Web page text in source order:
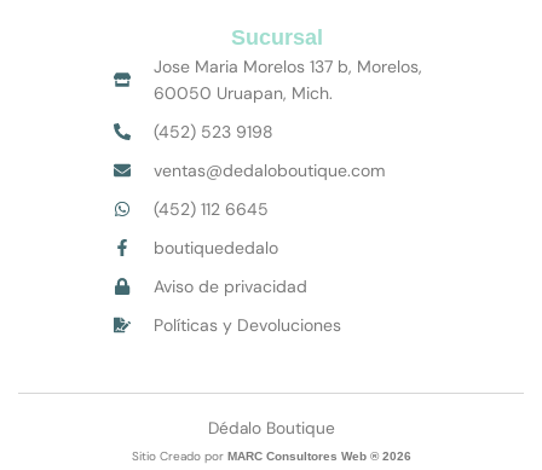
Sucursal
Jose Maria Morelos 137 b, Morelos,
60050 Uruapan, Mich.
(452) 523 9198
ventas@dedaloboutique.com
(452) 112 6645
boutiquededalo
Aviso de privacidad
Políticas y Devoluciones
Dédalo Boutique
Sitio Creado por MARC Consultores Web ® 2026